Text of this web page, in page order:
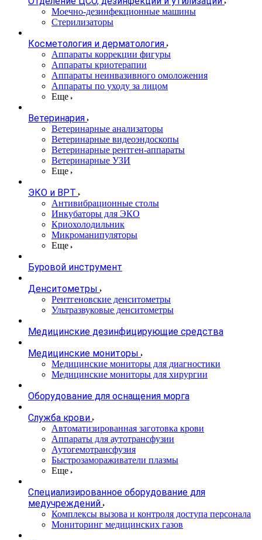
Моечно-дезинфекционные машины
Стерилизаторы
Косметология и дерматология
Аппараты коррекции фигуры
Аппараты криотерапии
Аппараты неинвазивного омоложения
Аппараты по уходу за лицом
Еще
Ветеринария
Ветеринарные анализаторы
Ветеринарные видеоэндоскопы
Ветеринарные рентген-аппараты
Ветеринарные УЗИ
Еще
ЭКО и ВРТ
Антивибрационные столы
Инкубаторы для ЭКО
Криохолодильник
Микроманипуляторы
Еще
Буровой инструмент
Денситометры
Рентгеновские денситометры
Ультразвуковые денситометры
Медицинские дезинфицирующие средства
Медицинские мониторы
Медицинские мониторы для диагностики
Медицинские мониторы для хирургии
Оборудование для оснащения морга
Служба крови
Автоматизированная заготовка крови
Аппараты для аутотрансфузии
Аутогемотрансфузия
Быстрозамораживатели плазмы
Еще
Специализированное оборудование для
медучреждений
Комплексы вызова и контроля доступа персонала
Мониторинг медицинских газов